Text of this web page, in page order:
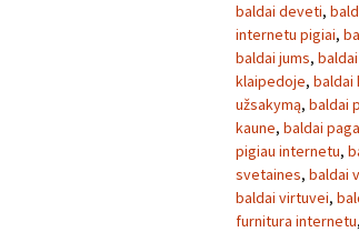
baldai deveti,
internetu pigiai,
baldai jums,
klaipedoje, baldai
užsakymą, baldai
kaune, baldai
pigiau internetu,
svetaines, baldai
baldai virtuvei,
furnitura internetu,